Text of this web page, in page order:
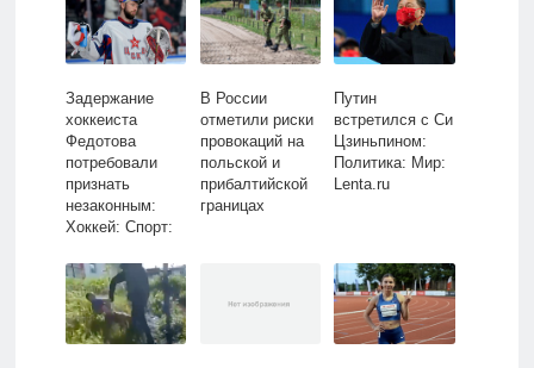
Задержание
хоккеиста
Федотова
потребовали
признать
незаконным:
Хоккей: Спорт:
В России
отметили риски
провокаций на
польской и
прибалтийской
границах
Путин
встретился с Си
Цзиньпином:
Политика: Мир:
Lenta.ru